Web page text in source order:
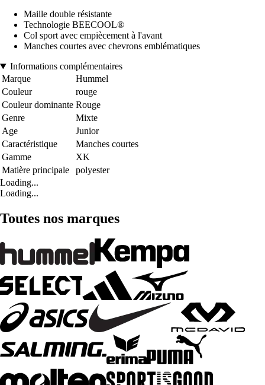
Maille double résistante
Technologie BEECOOL®
Col sport avec empiècement à l'avant
Manches courtes avec chevrons emblématiques
Informations complémentaires
Marque
Hummel
Couleur
rouge
Couleur dominante Rouge
Genre
Mixte
Age
Junior
Caractéristique
Manches courtes
Gamme
XK
Matière principale
polyester
Loading...
Loading...
Toutes nos marques